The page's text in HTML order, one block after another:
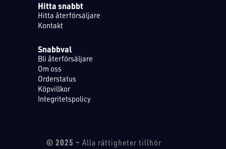
Hitta snabbt
Hitta återförsäljare
Kontakt
Snabbval
Bli återförsäljare
Om oss
Orderstatus
Köpvillkor
Integritetspolicy
© 2025 – Alla rättigheter tillhör